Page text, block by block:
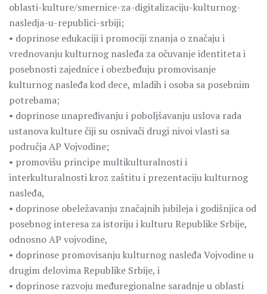
oblasti-kulture/smernice-za-digitalizaciju-kulturnog-
nasledja-u-republici-srbiji;
• doprinose edukaciji i promociji znanja o značaju i
vrednovanju kulturnog nasleđa za očuvanje identiteta i
posebnosti zajednice i obezbeđuju promovisanje
kulturnog nasleđa kod dece, mladih i osoba sa posebnim
potrebama;
• doprinose unapređivanju i poboljšavanju uslova rada
ustanova kulture čiji su osnivači drugi nivoi vlasti sa
područja AP Vojvodine;
• promovišu principe multikulturalnosti i
interkulturalnosti kroz zaštitu i prezentaciju kulturnog
nasleđa,
• doprinose obeležavanju značajnih jubileja i godišnjica od
posebnog interesa za istoriju i kulturu Republike Srbije,
odnosno AP vojvodine,
• doprinose promovisanju kulturnog nasleđa Vojvodine u
drugim delovima Republike Srbije, i
• doprinose razvoju međuregionalne saradnje u oblasti